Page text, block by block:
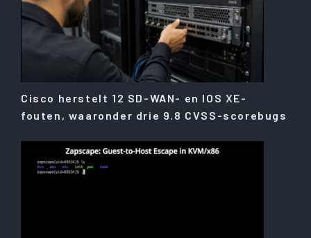
Cisco herstelt 12 SD-WAN- en IOS XE-
fouten, waaronder drie 9.8 CVSS-scorebugs